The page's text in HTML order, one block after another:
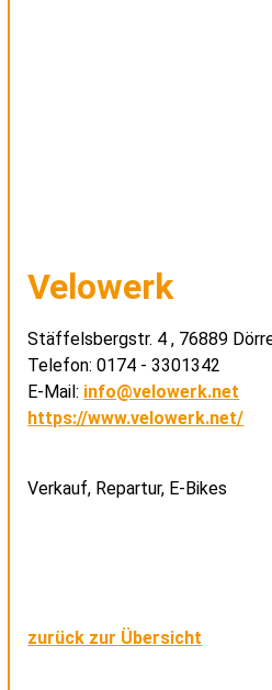
Velowerk
Stäffelsbergstr. 4 , 76889
Telefon: 0174 - 3301342
E-Mail: info@velowerk.net
https://www.velowerk.net/
Verkauf, Repartur, E-Bikes
zurück zur Übersicht